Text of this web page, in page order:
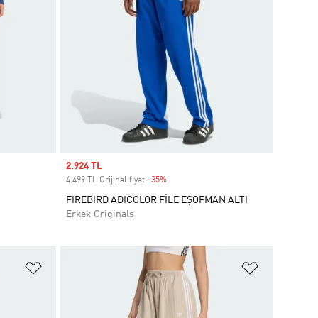
Sale price
2.924 TL
4.499 TL Orijinal fiyat -35%Discount
FIREBIRD ADICOLOR FİLE EŞOFMAN ALTI
Erkek Originals
Favori Listesine Ekle